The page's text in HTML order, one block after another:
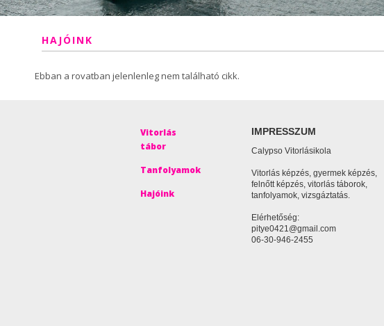
HAJÓINK
Ebban a rovatban jelenlenleg nem található cikk.
Vitorlás
tábor
Tanfolyamok
Hajóink
IMPRESSZUM
Calypso Vitorlásikola
Vitorlás képzés, gyermek képzés,
felnőtt képzés, vitorlás táborok,
tanfolyamok, vizsgáztatás.
Elérhetőség:
pitye0421@gmail.com
06-30-946-2455